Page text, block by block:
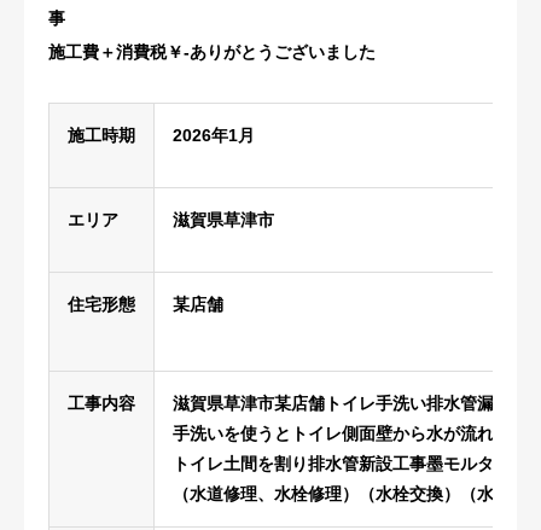
事
施工費＋消費税￥-ありがとうございました
施工時期 2026年1月
エリア 滋賀県草津市
住宅形態 某店舗
工事内容
滋賀県草津市某店舗トイレ手洗い排水管漏水修
手洗いを使うとトイレ側面壁から水が流れてく
トイレ土間を割り排水管新設工事墨モルタルで
（水道修理、水栓修理）（水栓交換）（水栓部